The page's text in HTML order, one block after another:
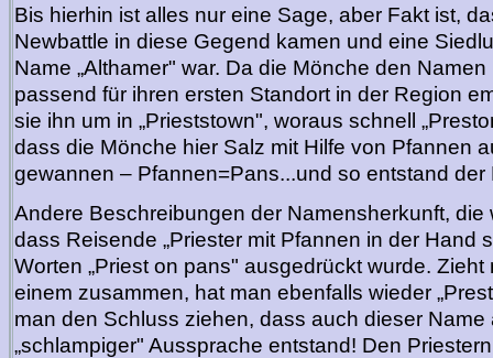
Bis hierhin ist alles nur eine Sage, aber Fakt ist,
Newbattle in diese Gegend kamen und eine
Name „Althamer" war. Da die Mönche den
passend für ihren ersten Standort in der Region
sie ihn um in „Prieststown", woraus schnell
dass die Mönche hier Salz mit Hilfe von Pfannen
gewannen – Pfannen=Pans...und so entstand der
Andere Beschreibungen der Namensherkunft, die
dass Reisende „Priester mit Pfannen in der Hand
Worten „Priest on pans" ausgedrückt wurde.
einem zusammen, hat man ebenfalls wieder
man den Schluss ziehen, dass auch dieser Name
„schlampiger" Aussprache entstand! Den